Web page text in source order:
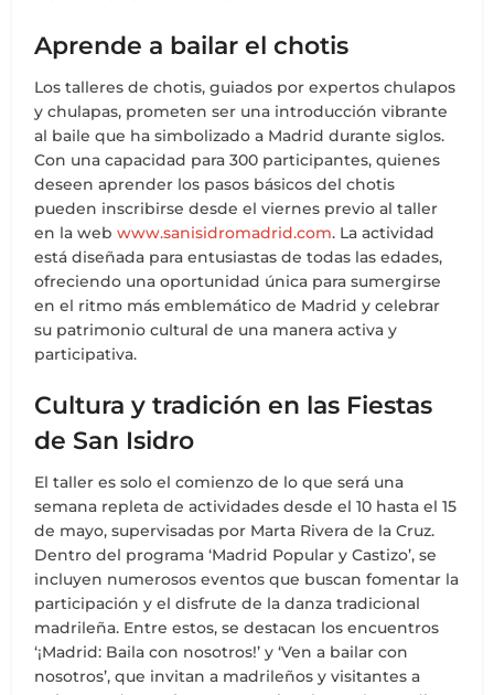
Aprende a bailar el chotis
Los talleres de chotis, guiados por expertos chulapos
y chulapas, prometen ser una introducción vibrante
al baile que ha simbolizado a Madrid durante siglos.
Con una capacidad para 300 participantes, quienes
deseen aprender los pasos básicos del chotis
pueden inscribirse desde el viernes previo al taller
en la webwww.sanisidromadrid.com. La actividad
está diseñada para entusiastas de todas las edades,
ofreciendo una oportunidad única para sumergirse
en el ritmo más emblemático de Madrid y celebrar
su patrimonio cultural de una manera activa y
participativa.
Cultura y tradición en las Fiestas
de San Isidro
El taller es solo el comienzo de lo que será una
semana repleta de actividades desde el 10 hasta el 15
de mayo, supervisadas por Marta Rivera de la Cruz.
Dentro del programa ‘Madrid Popular y Castizo’, se
incluyen numerosos eventos que buscan fomentar la
participación y el disfrute de la danza tradicional
madrileña. Entre estos, se destacan los encuentros
‘¡Madrid: Baila con nosotros!’ y ‘Ven a bailar con
nosotros’, que invitan a madrileños y visitantes a